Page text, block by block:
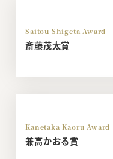
Saitou Shigeta Award
斎藤茂太賞
Kanetaka Kaoru Award
兼高かおる賞